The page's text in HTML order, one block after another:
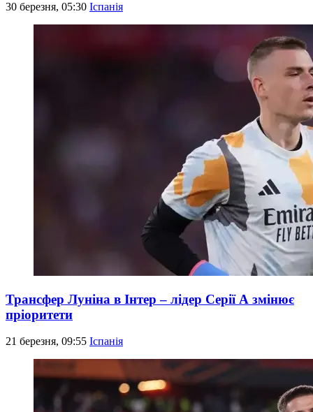
30 березня, 05:30 Іспанія
Трансфер Луніна в Інтер – лідер Серії А змінює
пріоритети
21 березня, 09:55 Іспанія